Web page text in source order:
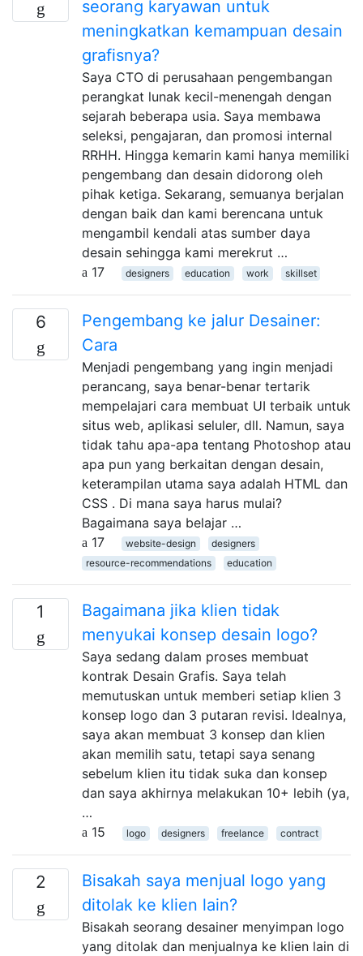
seorang karyawan untuk
meningkatkan kemampuan desain
grafisnya?
Saya CTO di perusahaan pengembangan
perangkat lunak kecil-menengah dengan
sejarah beberapa usia. Saya membawa
seleksi, pengajaran, dan promosi internal
RRHH. Hingga kemarin kami hanya memiliki
pengembang dan desain didorong oleh
pihak ketiga. Sekarang, semuanya berjalan
dengan baik dan kami berencana untuk
mengambil kendali atas sumber daya
desain sehingga kami merekrut …
17
designers education work skillset
6
Pengembang ke jalur Desainer:
Cara
Menjadi pengembang yang ingin menjadi
perancang, saya benar-benar tertarik
mempelajari cara membuat UI terbaik untuk
situs web, aplikasi seluler, dll. Namun, saya
tidak tahu apa-apa tentang Photoshop atau
apa pun yang berkaitan dengan desain,
keterampilan utama saya adalah HTML dan
CSS . Di mana saya harus mulai?
Bagaimana saya belajar …
17
website-design
designers
resource-recommendations
education
1
Bagaimana jika klien tidak
menyukai konsep desain logo?
Saya sedang dalam proses membuat
kontrak Desain Grafis. Saya telah
memutuskan untuk memberi setiap klien 3
konsep logo dan 3 putaran revisi. Idealnya,
saya akan membuat 3 konsep dan klien
akan memilih satu, tetapi saya senang
sebelum klien itu tidak suka dan konsep
dan saya akhirnya melakukan 10+ lebih (ya,
…
15
logo designers freelance contract
2
Bisakah saya menjual logo yang
ditolak ke klien lain?
Bisakah seorang desainer menyimpan logo
yang ditolak dan menjualnya ke klien lain di